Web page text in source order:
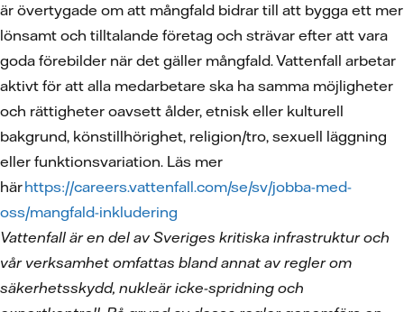
är övertygade om att mångfald bidrar till att bygga ett mer
lönsamt och tilltalande företag och strävar efter att vara
goda förebilder när det gäller mångfald. Vattenfall arbetar
aktivt för att alla medarbetare ska ha samma möjligheter
och rättigheter oavsett ålder, etnisk eller kulturell
bakgrund, könstillhörighet, religion/tro, sexuell läggning
eller funktionsvariation. Läs mer
härhttps://careers.vattenfall.com/se/sv/jobba-med-
oss/mangfald-inkludering
Vattenfall är en del av Sveriges kritiska infrastruktur och
vår verksamhet omfattas bland annat av regler om
säkerhetsskydd, nukleär icke-spridning och